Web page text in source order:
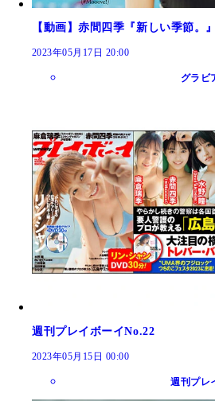
【動画】赤間四季『新しい季節。
2023年05月17日 20:00
グラビ
週刊プレイボーイNo.22
2023年05月15日 00:00
週刊プレ